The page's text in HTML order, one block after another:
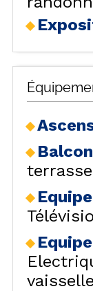
terrasse
vaisselle